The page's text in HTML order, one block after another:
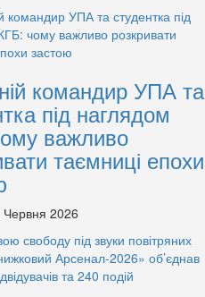
командир УПА та
під наглядом
важливо
таємниці епохи
Червня 2026